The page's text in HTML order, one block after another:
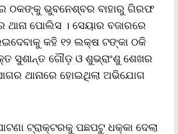
i
n
k
F
r
i
e
n
d
l
ଠକଙ୍କୁ ଭୁବନେଶ୍ବର ବାହାରୁ ଗିରଫ
ଥାନା ପୋଲିସ । ସେୟାର ବଜାରରେ
କହି ୧୨ ଲକ୍ଷ ଟଙ୍କା ଠକି
ସୁଶାନ୍ତ ଗୌଡ଼ ଓ ଶୁଭ୍ରାଂଶୁ ଶେଖର
ଥାନାରେ ହୋଇଥିଲା ଅଭିଯୋଗ
ଟ୍ରାକ୍ଟରକୁ ପଛପଟୁ ଧକ୍କା ଦେଲା